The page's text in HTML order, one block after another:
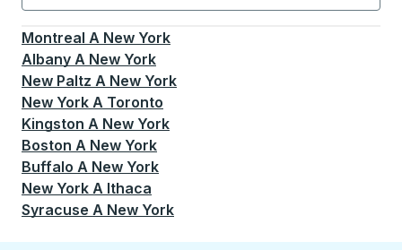
Currently selected: New York.La selección está
Montreal A New York
Albany A New York
New Paltz A New York
New York A Toronto
Kingston A New York
Boston A New York
Buffalo A New York
New York A Ithaca
Syracuse A New York